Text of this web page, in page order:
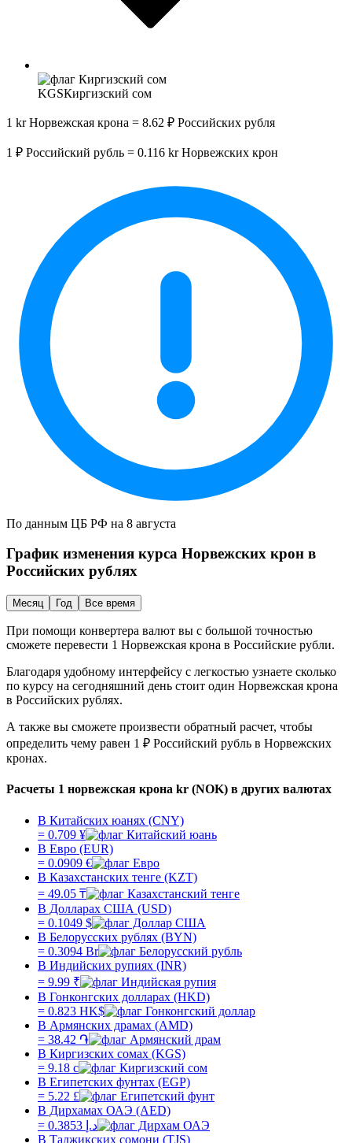
KGSКиргизский сом
1 kr Норвежская крона = 8.62 ₽ Российских рубля
1 ₽ Российский рубль = 0.116 kr Норвежских крон
По данным ЦБ РФ на 8 августа
График изменения курса Норвежских крон в
Российских рублях
Месяц Год Все время
При помощи конвертера валют вы с большой точностью
сможете перевести 1 Норвежская крона в Российские рубли.
Благодаря удобному интерфейсу с легкостью узнаете сколько
по курсу на сегодняшний день стоит один Норвежская крона
в Российских рублях.
А также вы сможете произвести обратный расчет, чтобы
определить чему равен 1 ₽ Российский рубль в Норвежских
кронах.
Расчеты 1 норвежская крона kr (NOK) в других валютах
В Китайских юанях (CNY)
= 0.709 ¥
В Евро (EUR)
= 0.0909 €
В Казахстанских тенге (KZT)
= 49.05 ₸
В Долларах США (USD)
= 0.1049 $
В Белорусских рублях (BYN)
= 0.3094 Br
В Индийских рупиях (INR)
= 9.99 ₹
В Гонконгских долларах (HKD)
= 0.823 HK$
В Армянских драмах (AMD)
= 38.42 ֏
В Киргизских сомах (KGS)
= 9.18 с
В Египетских фунтах (EGP)
= 5.22 £
В Дирхамах ОАЭ (AED)
= 0.3853 د.إ
В Таджикских сомони (TJS)